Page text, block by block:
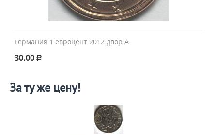
Германия 1 евроцент 2012 двор A
30.00 Р
За ту же цену!